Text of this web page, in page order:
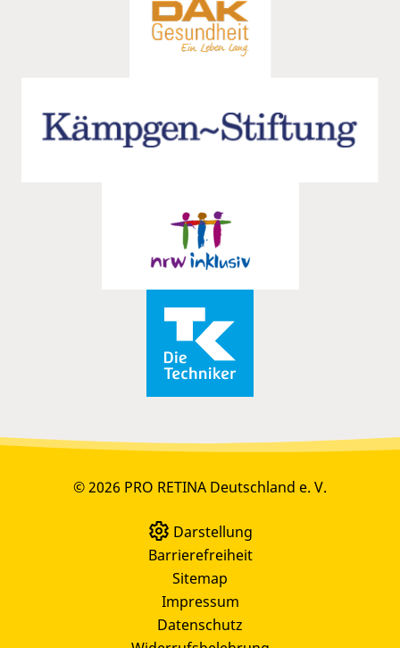
© 2026 PRO RETINA Deutschland e. V.
Darstellung
Barrierefreiheit
Sitemap
Impressum
Datenschutz